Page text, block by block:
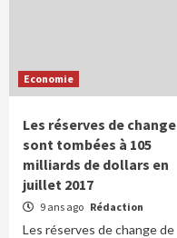
Economie
Les réserves de change
sont tombées à 105
milliards de dollars en
juillet 2017
9 ans ago Rédaction
Les réserves de change de